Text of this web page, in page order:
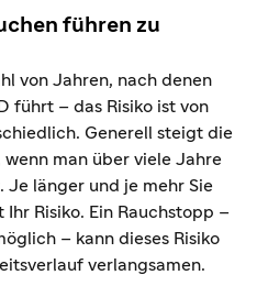
führen zu
von Jahren, nach denen
führt – das Risiko ist von
Generell steigt die
man über viele Jahre
länger und je mehr Sie
Risiko. Ein Rauchstopp –
– kann dieses Risiko
verlangsamen.